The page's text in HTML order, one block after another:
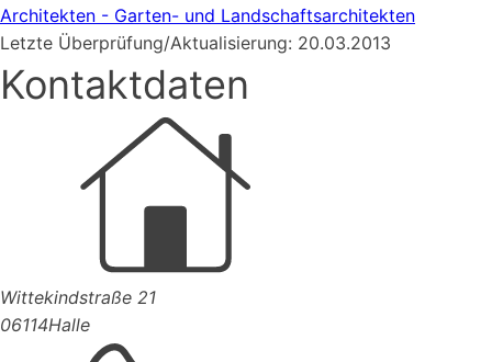
Architekten - Garten- und Landschaftsarchitekten
Letzte Überprüfung/Aktualisierung: 20.03.2013
Kontaktdaten
Wittekindstraße 21
06114Halle